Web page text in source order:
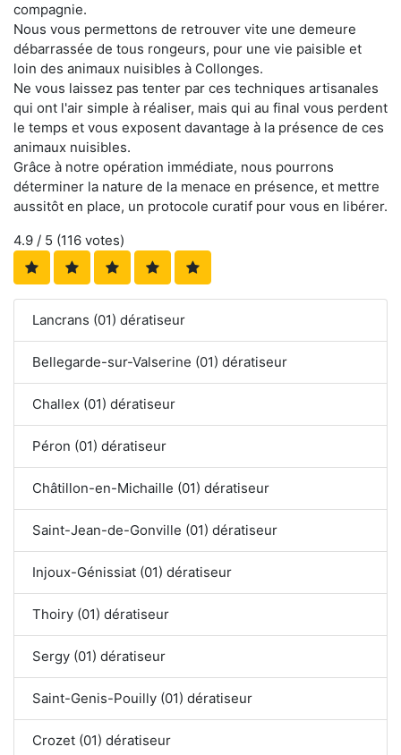
compagnie.
Nous vous permettons de retrouver vite une demeure
débarrassée de tous rongeurs, pour une vie paisible et
loin des animaux nuisibles à Collonges.
Ne vous laissez pas tenter par ces techniques artisanales
qui ont l'air simple à réaliser, mais qui au final vous perdent
le temps et vous exposent davantage à la présence de ces
animaux nuisibles.
Grâce à notre opération immédiate, nous pourrons
déterminer la nature de la menace en présence, et mettre
aussitôt en place, un protocole curatif pour vous en libérer.
4.9 / 5 (116 votes)
Lancrans (01) dératiseur
Bellegarde-sur-Valserine (01) dératiseur
Challex (01) dératiseur
Péron (01) dératiseur
Châtillon-en-Michaille (01) dératiseur
Saint-Jean-de-Gonville (01) dératiseur
Injoux-Génissiat (01) dératiseur
Thoiry (01) dératiseur
Sergy (01) dératiseur
Saint-Genis-Pouilly (01) dératiseur
Crozet (01) dératiseur